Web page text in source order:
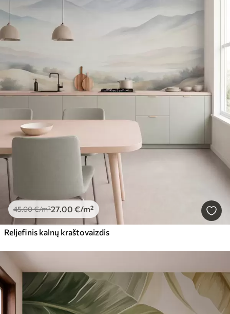
45.00€/m²27 .00 €/m²
Reljefinis kalnų kraštovaizdis